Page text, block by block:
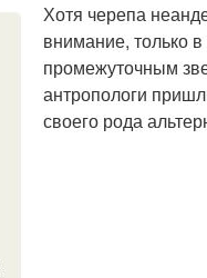
Хотя черепа
внимание, только
промежуточным
антропологи
своего рода